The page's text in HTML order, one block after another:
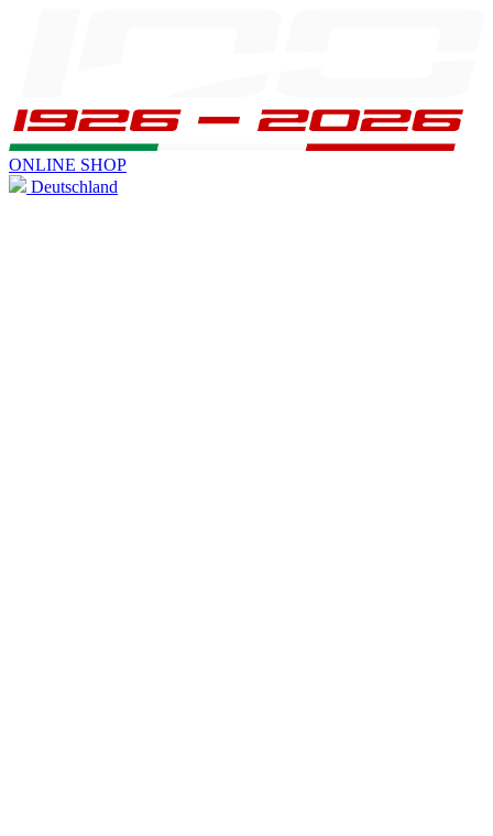
ONLINE SHOP
Deutschland